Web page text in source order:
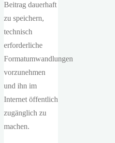
Beitrag dauerhaft
zu speichern,
technisch
erforderliche
Formatumwandlungen
vorzunehmen
und ihn im
Internet öffentlich
zugänglich zu
machen.